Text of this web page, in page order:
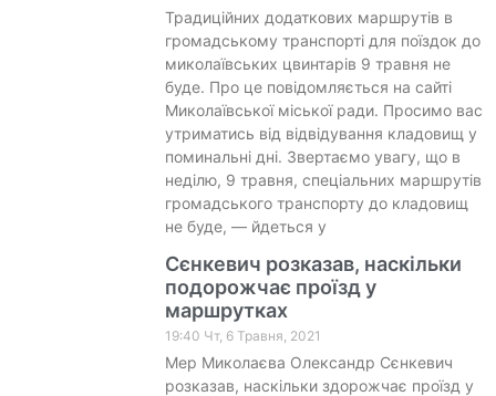
Традиційних додаткових маршрутів в
громадському транспорті для поїздок до
миколаївських цвинтарів 9 травня не
буде. Про це повідомляється на сайті
Миколаївської міської ради. Просимо вас
утриматись від відвідування кладовищ у
поминальні дні. Звертаємо увагу, що в
неділю, 9 травня, спеціальних маршрутів
громадського транспорту до кладовищ
не буде, — йдеться у
Сєнкевич розказав, наскільки
подорожчає проїзд у
маршрутках
19:40 Чт, 6 Травня, 2021
Мер Миколаєва Олександр Сєнкевич
розказав, наскільки здорожчає проїзд у